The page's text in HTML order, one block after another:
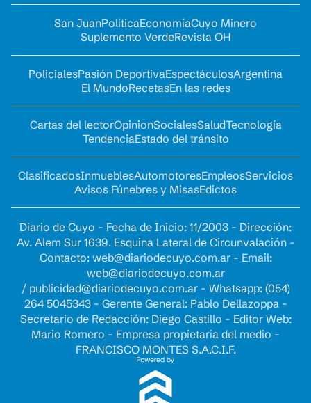
San JuanPolíticaEconomíaCuyo Minero
Suplemento VerdeRevista OH
PolicialesPasión DeportivaEspectáculosArgentina
El MundoRecetasEn las redes
Cartas del lectorOpinionSocialesSaludTecnología
TendenciaEstado del tránsito
ClasificadosInmueblesAutomotoresEmpleosServicios
Avisos Fúnebres y MisasEdictos
Diario de Cuyo - Fecha de Inicio: 11/2003 - Dirección:
Av. Alem Sur 1639. Esquina Lateral de Circunvalación -
Contacto: web@diariodecuyo.com.ar- Email:
web@diariodecuyo.com.ar
/ publicidad@diariodecuyo.com.ar- Whatsapp: (054)
264 5045343 - Gerente General: Pablo Dellazoppa -
Secretario de Redacción: Diego Castillo - Editor Web:
Mario Romero - Empresa propietaria del medio -
FRANCISCO MONTES S.A.C.I.F.